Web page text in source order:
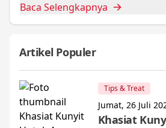
Baca Selengkapnya
Artikel Populer
Tips & Treat
Jumat, 26 Juli
Khasiat